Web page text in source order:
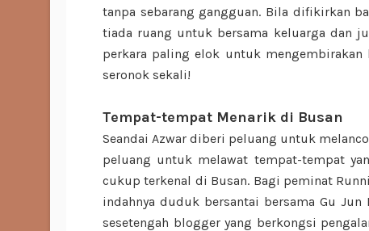
tanpa sebarang gangguan. Bila difikirkan
tiada ruang untuk bersama keluarga dan
perkara paling elok untuk
seronok sekali!
Tempat-tempat Menarik di Busan
Seandai Azwar diberi peluang untuk
peluang untuk melawat tempat-tempat
cukup terkenal di Busan. Bagi peminat
indahnya duduk bersantai bersama Gu Jun
sesetengah blogger yang berkongsi